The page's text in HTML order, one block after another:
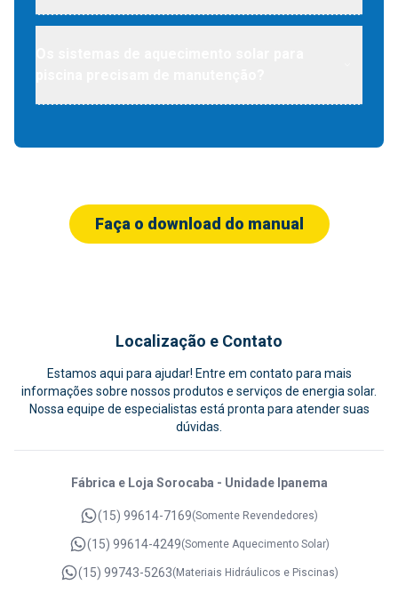
Faça o download do manual
Localização e Contato
Estamos aqui para ajudar! Entre em contato para mais
informações sobre nossos produtos e serviços de energia solar.
Nossa equipe de especialistas está pronta para atender suas
dúvidas.
Fábrica e Loja Sorocaba - Unidade Ipanema
(15) 99614-7169(Somente Revendedores)
(15) 99614-4249(Somente Aquecimento Solar)
(15) 99743-5263(Materiais Hidráulicos e Piscinas)